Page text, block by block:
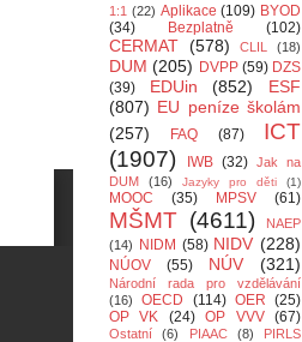
1:1 (22) Aplikace (109) BYOD
(34)
Bezplatně (102)
CERMAT (578) CLIL (18)
DUM (205) DVPP (59) DZS
(39)
EDUin (852)
ESF
(807) EU peníze školám
(257)
FAQ (87)
ICT
(1907)
IWB (32) Jak na
DUM
(16) Jazyky pro děti (1)
MOOC (35) MPSV (61)
MŠMT (4611)
NAEP
(14)
NIDM (58) NIDV (228)
NÚOV (55) NÚV (321)
Národní rada pro vzdělávání
(16)
OECD (114) OER (25)
OP VK
(24) OP VVV (67)
Ostatní (6) PIAAC (8)
PIRLS